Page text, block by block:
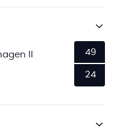
II
49
24